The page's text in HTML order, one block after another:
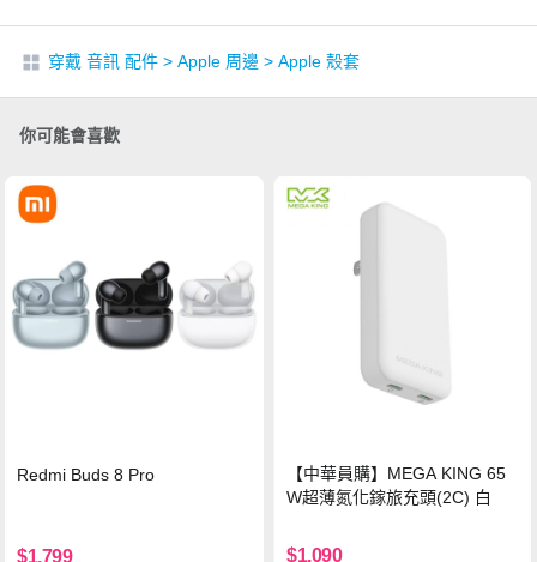
穿戴 音訊 配件 > Apple 周邊 > Apple 殼套
你可能會喜歡
Redmi Buds 8 Pro
$1,799
【中華員購】MEGA KING 65
W超薄氮化鎵旅充頭(2C) 白
$1,090